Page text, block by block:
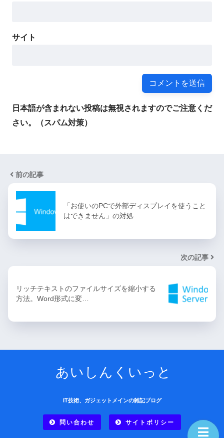
サイト
日本語が含まれない投稿は無視されますのでご注意くだ
さい。（スパム対策）
前の記事
「お使いのPCで外部ディスプレイを使うこと
はできません」の対処…
次の記事
リッチテキストのファイルサイズを縮小する
方法。Word形式に変…
あいしんくいっと
IT技術、ガジェットメインの雑記ブログ
問い合わせ サイトポリシー